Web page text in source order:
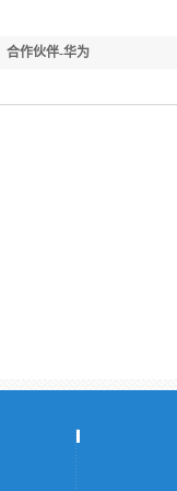
合作伙伴-华为